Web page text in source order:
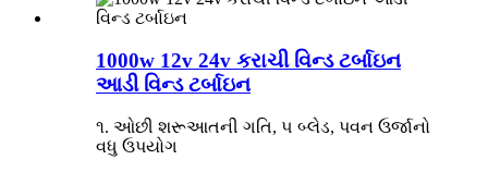
1000w 12v 24v કરાચી વિન્ડ ટર્બાઇન
આડી વિન્ડ ટર્બાઇન
૧. ઓછી શરૂઆતની ગતિ, ૫ બ્લેડ, પવન ઉર્જાનો
વધુ ઉપયોગ